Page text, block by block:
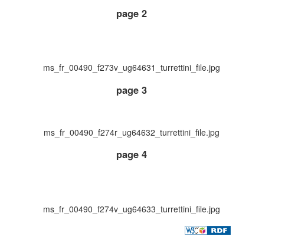
page 2
ms_fr_00490_f273v_ug64631_turrettini_file.jpg
page 3
ms_fr_00490_f274r_ug64632_turrettini_file.jpg
page 4
ms_fr_00490_f274v_ug64633_turrettini_file.jpg